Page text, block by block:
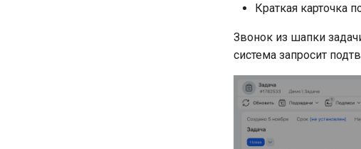
Краткая карточка
Звонок из шапки
система запросит